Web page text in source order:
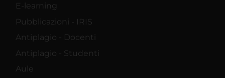
E-learning
Pubblicazioni - IRIS
Antiplagio - Docenti
Antiplagio - Studenti
Aule